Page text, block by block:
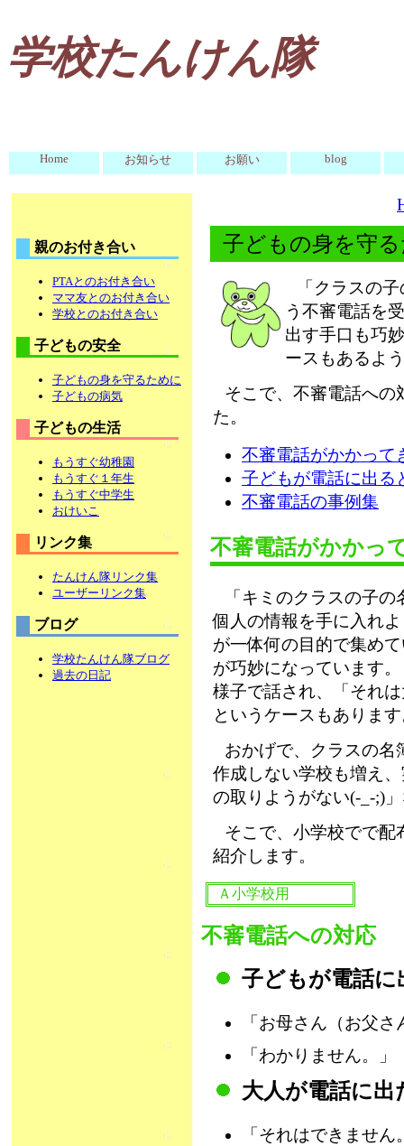
学校たんけん隊
Home お知らせ お願い blog
親のお付き合い
PTAとのお付き合い
ママ友とのお付き合い
学校とのお付き合い
子どもの安全
子どもの身を守るために
子どもの病気
子どもの生活
もうすぐ幼稚園
もうすぐ１年生
もうすぐ中学生
おけいこ
リンク集
たんけん隊リンク集
ユーザーリンク集
ブログ
学校たんけん隊ブログ
過去の日記
子どもの身を守
「クラスの
う不審電話を
出す手口も巧
ースもあるよ
そこで、不審電話への
た。
不審電話がかかって
子どもが電話に出る
不審電話の事例集
不審電話がかかっ
「キミのクラスの子
個人の情報を手に入れ
が一体何の目的で集め
が巧妙になっています
様子で話され、「それ
というケースもありま
おかげで、クラスの名
作成しない学校も増え
の取りようがない(-_-;)
そこで、小学校でで配
紹介します。
Ａ小学校用
不審電話への対応
子どもが電話に
「お母さん（お父
「わかりません。」
大人が電話に出
「それはできません